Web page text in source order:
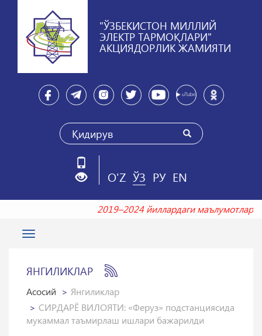
"ЎЗБЕКИСТОН МИЛЛИЙ
ЭЛЕКТР ТАРМОҚЛАРИ"
АКЦИЯДОРЛИК ЖАМИЯТИ
O'Z ЎЗ РУ EN
2019–2024 йиллардаги
Toggle
ЯНГИЛИКЛАР
Асосий
Янгиликлар
СИРДАРЁ ВИЛОЯТИ: «Феруз» подстанциясида
мукаммал таъмирлаш ишлари бажарилди